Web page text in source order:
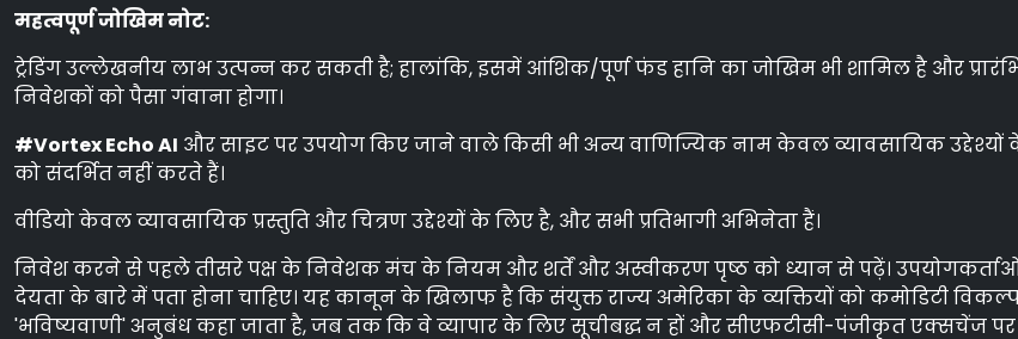
महत्वपूर्ण जोखिम नोट:
ट्रेडिंग उल्लेखनीय लाभ उत्पन्न कर सकती है; हालांकि, इसमें आंशिक/पूर्ण फंड हानि का जोखिम भी शामिल है और
निवेशकों को पैसा गंवाना होगा।
#Vortex Echo AI और साइट पर उपयोग किए जाने वाले किसी भी अन्य वाणिज्यिक नाम केवल व्यावसायिक उद्देश्यों
को संदर्भित नहीं करते हैं।
वीडियो केवल व्यावसायिक प्रस्तुति और चित्रण उद्देश्यों के लिए है, और सभी प्रतिभागी अभिनेता हैं।
निवेश करने से पहले तीसरे पक्ष के निवेशक मंच के नियम और शर्तें और अस्वीकरण पृष्ठ को ध्यान से पढ़ें।
देयता के बारे में पता होना चाहिए। यह कानून के खिलाफ है कि संयुक्त राज्य अमेरिका के व्यक्तियों को कमोडिटी
'भविष्यवाणी' अनुबंध कहा जाता है, जब तक कि वे व्यापार के लिए सूचीबद्ध न हों और सीएफटीसी-पंजीकृत एक्सचेंज